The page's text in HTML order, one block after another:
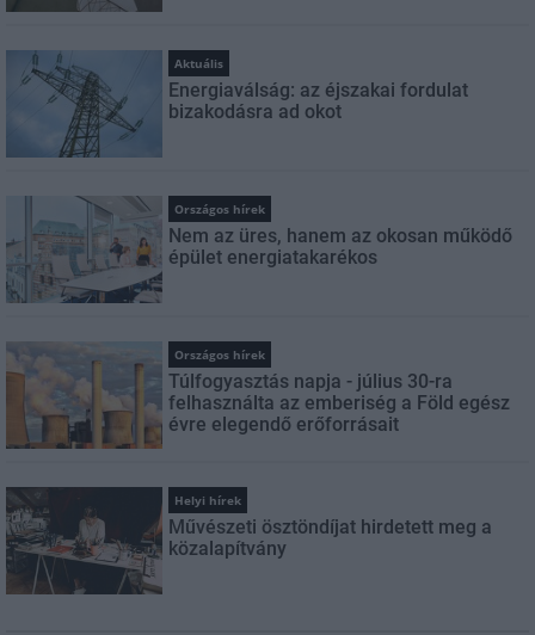
Aktuális
Energiaválság: az éjszakai fordulat
bizakodásra ad okot
Országos hírek
Nem az üres, hanem az okosan működő
épület energiatakarékos
Országos hírek
Túlfogyasztás napja - július 30-ra
felhasználta az emberiség a Föld egész
évre elegendő erőforrásait
Helyi hírek
Művészeti ösztöndíjat hirdetett meg a
közalapítvány